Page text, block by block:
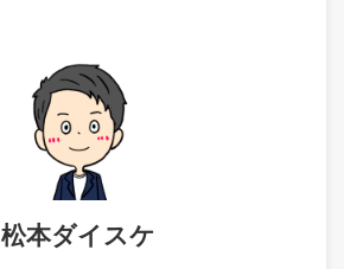
松本ダイスケ